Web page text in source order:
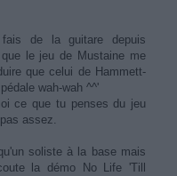
fais de la guitare depuis
le jeu de Mustaine me
que celui de Hammett-
wah-wah ^^'
ce que tu penses du jeu
assez.
soliste à la base mais
la démo No Life 'Till